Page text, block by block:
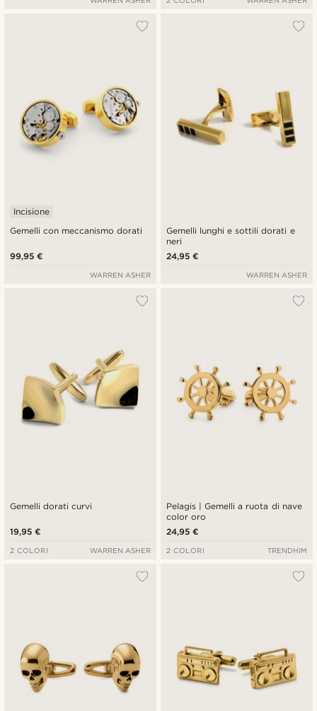
Gemelli con meccanismo dorati
Incisione
99,95 €
WARREN ASHER
Gemelli lunghi e sottili dorati e
neri
24,95 €
WARREN ASHER
Gemelli dorati curvi
19,95 €
2 COLORI WARREN ASHER
Pelagis | Gemelli a ruota di nave
color oro
24,95 €
2 COLORI TRENDHIM